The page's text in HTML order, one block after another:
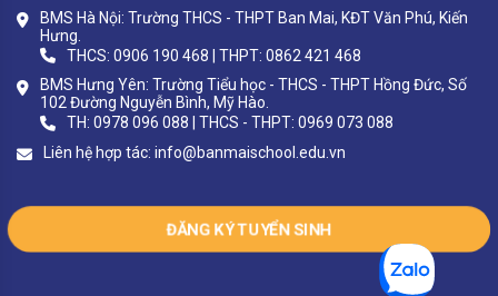
BMS Hà Nội: Trường THCS - THPT Ban Mai, KĐT Văn Phú, Kiến
Hưng.
THCS: 0906 190 468 | THPT: 0862 421 468
BMS Hưng Yên: Trường Tiểu học - THCS - THPT Hồng Đức, Số
102 Đường Nguyễn Bình, Mỹ Hào.
TH: 0978 096 088 | THCS - THPT: 0969 073 088
Liên hệ hợp tác: info@banmaischool.edu.vn
ĐĂNG KÝ TUYỂN SINH